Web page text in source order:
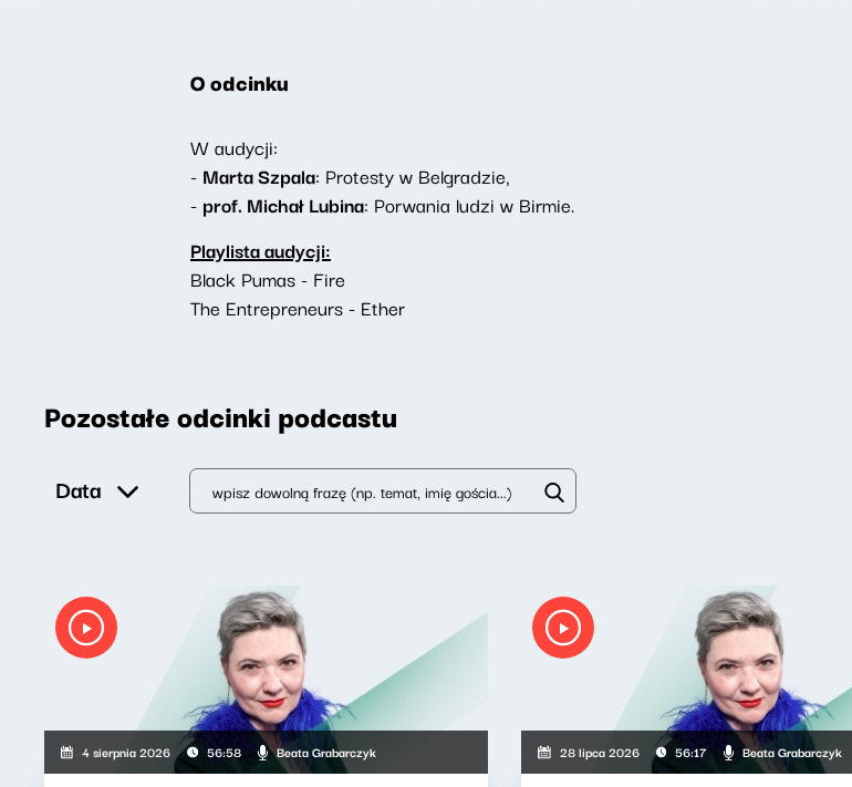
O odcinku
W audycji:
- Marta Szpala: Protesty w Belgradzie,
- prof. Michał Lubina: Porwania ludzi w Birmie.
Playlista audycji:
Black Pumas - Fire
The Entrepreneurs - Ether
Pozostałe odcinki podcastu
Data
4 sierpnia 2026 56:58 Beata Grabarczyk 28 lipca 2026 56:17 Beata Grabarczyk